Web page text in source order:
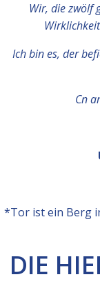
Wir, die zwölf
Wirklichkeit
Ich bin es, der
*Tor ist ein Berg
DIE